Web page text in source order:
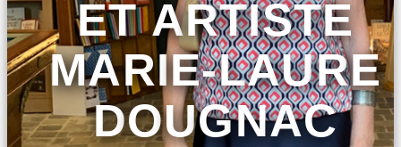
ET ARTISTE
MARIE-LAURE
DOUGNAC